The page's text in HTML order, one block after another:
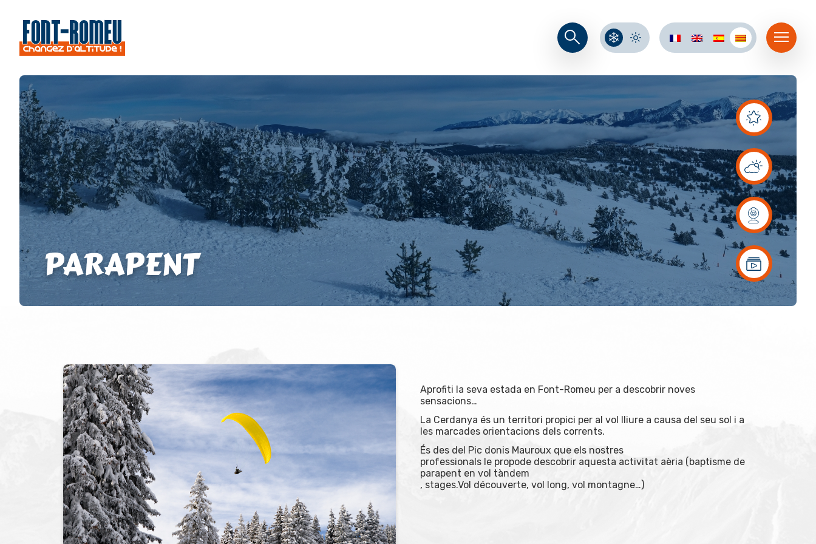
PARAPENT
Aprofiti la seva estada en Font-Romeu per a descobrir noves
sensacions…
La Cerdanya és un territori propici per al vol lliure a causa del seu sol i a
les marcades orientacions dels corrents.
És des del Pic donis Mauroux que els nostres
professionals le propode descobrir aquesta activitat aèria (baptisme de
parapent en vol tàndem
, stages.Vol découverte, vol long, vol montagne…)